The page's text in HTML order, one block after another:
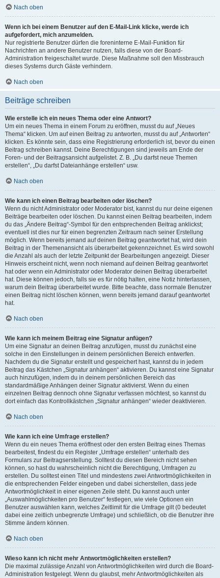
Nach oben
Wenn ich bei einem Benutzer auf den E-Mail-Link klicke, werde ich
aufgefordert, mich anzumelden.
Nur registrierte Benutzer dürfen die foreninterne E-Mail-Funktion für
Nachrichten an andere Benutzer nutzen, falls diese von der Board-
Administration freigeschaltet wurde. Diese Maßnahme soll den Missbrauch
dieses Systems durch Gäste verhindern.
Nach oben
Beiträge schreiben
Wie erstelle ich ein neues Thema oder eine Antwort?
Um ein neues Thema in einem Forum zu eröffnen, musst du auf „Neues
Thema“ klicken. Um auf einen Beitrag zu antworten, musst du auf „Antworten“
klicken. Es könnte sein, dass eine Registrierung erforderlich ist, bevor du einen
Beitrag schreiben kannst. Deine Berechtigungen sind jeweils am Ende der
Foren- und der Beitragsansicht aufgelistet. Z. B. „Du darfst neue Themen
erstellen“, „Du darfst Dateianhänge erstellen“ usw.
Nach oben
Wie kann ich einen Beitrag bearbeiten oder löschen?
Wenn du nicht Administrator oder Moderator bist, kannst du nur deine eigenen
Beiträge bearbeiten oder löschen. Du kannst einen Beitrag bearbeiten, indem
du das „Ändere Beitrag“-Symbol für den entsprechenden Beitrag anklickst;
eventuell ist dies nur für einen begrenzten Zeitraum nach seiner Erstellung
möglich. Wenn bereits jemand auf deinen Beitrag geantwortet hat, wird dein
Beitrag in der Themenansicht als überarbeitet gekennzeichnet. Es wird sowohl
die Anzahl als auch der letzte Zeitpunkt der Bearbeitungen angezeigt. Dieser
Hinweis erscheint nicht, wenn noch niemand auf deinen Beitrag geantwortet
hat oder wenn ein Administrator oder Moderator deinen Beitrag überarbeitet
hat. Diese können jedoch, falls sie es für nötig halten, eine Notiz hinterlassen,
warum dein Beitrag überarbeitet wurde. Bitte beachte, dass normale Benutzer
einen Beitrag nicht löschen können, wenn bereits jemand darauf geantwortet
hat.
Nach oben
Wie kann ich meinem Beitrag eine Signatur anfügen?
Um eine Signatur an deinen Beitrag anzufügen, musst du zunächst eine
solche in den Einstellungen in deinem persönlichen Bereich entwerfen.
Nachdem du die Signatur erstellt und gespeichert hast, kannst du in jedem
Beitrag das Kästchen „Signatur anhängen“ aktivieren. Du kannst eine Signatur
auch hinzufügen, indem du in deinem persönlichen Bereich das
standardmäßige Anhängen deiner Signatur aktivierst. Wenn du einen
einzelnen Beitrag dennoch ohne Signatur verfassen möchtest, so kannst du
dort einfach das Kontrollkästchen „Signatur anhängen“ wieder deaktivieren.
Nach oben
Wie kann ich eine Umfrage erstellen?
Wenn du ein neues Thema eröffnest oder den ersten Beitrag eines Themas
bearbeitest, findest du ein Register „Umfrage erstellen“ unterhalb des
Formulars zur Beitragserstellung. Solltest du diesen Bereich nicht sehen
können, so hast du wahrscheinlich nicht die Berechtigung, Umfragen zu
erstellen. Du solltest einen Titel und mindestens zwei Antwortmöglichkeiten in
die entsprechenden Felder eingeben und dabei sicherstellen, dass jede
Antwortmöglichkeit in einer eigenen Zeile steht. Du kannst auch unter
„Auswahlmöglichkeiten pro Benutzer“ festlegen, wie viele Optionen ein
Benutzer auswählen kann, welches Zeitlimit für die Umfrage gilt (0 bedeutet
dabei eine zeitlich unbegrenzte Umfrage) und schließlich, ob die Benutzer ihre
Stimme ändern können.
Nach oben
Wieso kann ich nicht mehr Antwortmöglichkeiten erstellen?
Die maximal zulässige Anzahl von Antwortmöglichkeiten wird durch die Board-
Administration festgelegt. Wenn du glaubst, mehr Antwortmöglichkeiten als